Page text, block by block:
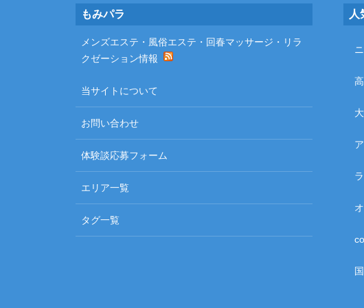
もみパラ
メンズエステ・風俗エステ・回春マッサージ・リラ
クゼーション情報
当サイトについて
お問い合わせ
体験談応募フォーム
エリア一覧
タグ一覧
人